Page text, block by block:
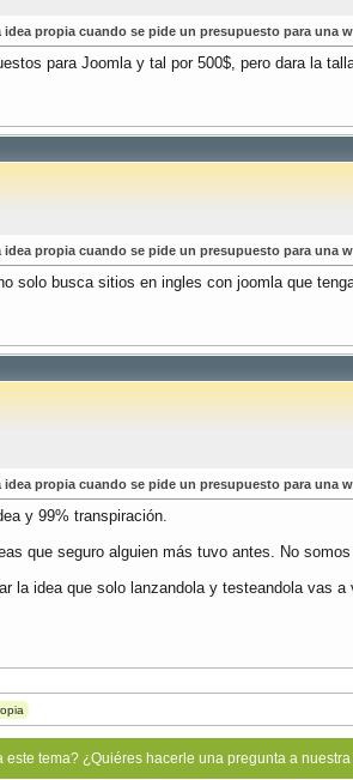
propia cuando se pide un presupuesto para una
para Joomla y tal por 500$, pero dara la
propia cuando se pide un presupuesto para una
solo busca sitios en ingles con joomla que
propia cuando se pide un presupuesto para una
y 99% transpiración.
que seguro alguien más tuvo antes. No
la idea que solo lanzandola y testeandola vas
tema? ¿Quiéres hacerle una pregunta a